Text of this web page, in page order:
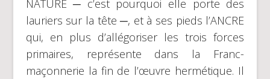
NATURE ─ c’est pourquoi elle porte des
lauriers sur la tête ─, et à ses pieds l’ANCRE
qui, en plus d’allégoriser les trois forces
primaires, représente dans la Franc-
maçonnerie la fin de l’œuvre hermétique. Il